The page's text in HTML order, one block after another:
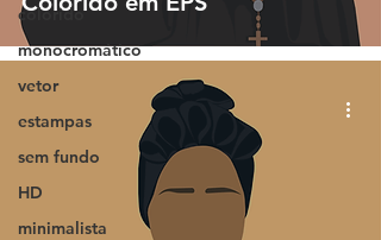
colorido
monocromático
vetor
estampas
sem fundo
HD
minimalista